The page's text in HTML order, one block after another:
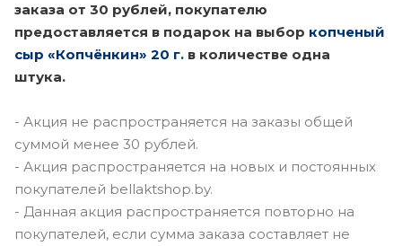
заказа от 30 рублей, покупателю
предоставляется в подарок на выбор копченый
сыр «Копчёнкин» 20 г. в количестве одна
штука.
- Акция не распространяется на заказы общей
суммой менее 30 рублей.
- Акция распространяется на новых и постоянных
покупателей bellaktshop.by.
- Данная акция распространяется повторно на
покупателей, если сумма заказа составляет не